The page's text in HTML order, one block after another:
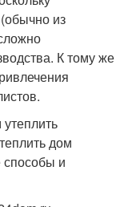
из
К тому же